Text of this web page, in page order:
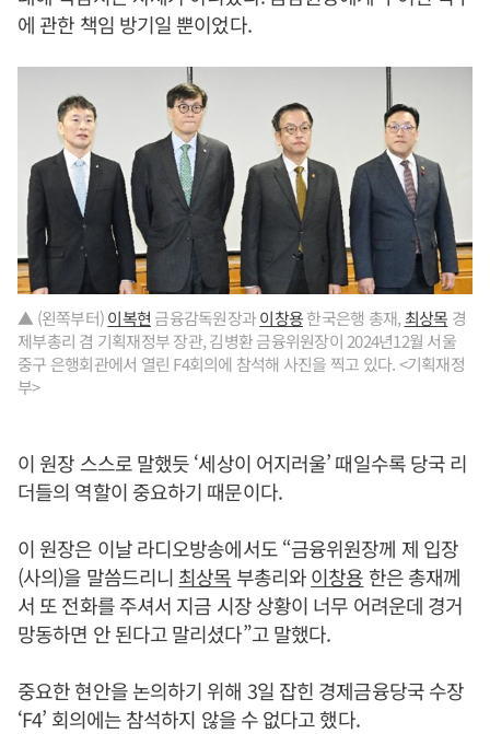
에 관한 책임 방기일 뿐이었다.
▲ (왼쪽부터)이복현 금융감독원장과이창용한국은행 총재, 최상목 경
제부총리 겸 기획재정부 장관, 김병환 금융위원장이 2024년12월 서울
중구 은행회관에서 열린 F4회의에 참석해 사진을 찍고 있다. <기획재정
부>
이 원장 스스로 말했듯 ‘세상이 어지러울’ 때일수록 당국 리
더들의 역할이 중요하기 때문이다.
이 원장은 이날 라디오방송에서도 “금융위원장께 제 입장
(사의)을 말씀드리니 최상목부총리와이창용 한은 총재께
서 또 전화를 주셔서 지금 시장 상황이 너무 어려운데 경거
망동하면 안 된다고 말리셨다”고 말했다.
중요한 현안을 논의하기 위해 3일 잡힌 경제금융당국 수장
‘F4’ 회의에는 참석하지 않을 수 없다고 했다.